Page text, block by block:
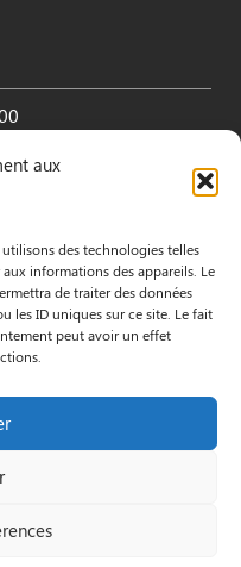
aux
des technologies telles
informations des appareils. Le
de traiter des données
les ID uniques sur ce site. Le fait
peut avoir un effet
Nazaire
by orocom.fr